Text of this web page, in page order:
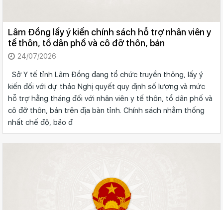
Lâm Đồng lấy ý kiến chính sách hỗ trợ nhân viên y
tế thôn, tổ dân phố và cô đỡ thôn, bản
24/07/2026
Sở Y tế tỉnh Lâm Đồng đang tổ chức truyền thông, lấy ý
kiến đối với dự thảo Nghị quyết quy định số lượng và mức
hỗ trợ hằng tháng đối với nhân viên y tế thôn, tổ dân phố và
cô đỡ thôn, bản trên địa bàn tỉnh. Chính sách nhằm thống
nhất chế độ, bảo đ